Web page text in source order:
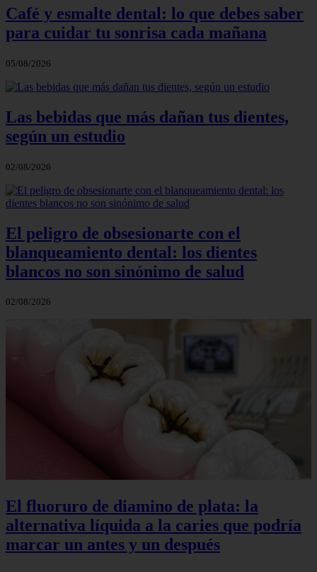
Café y esmalte dental: lo que debes saber
para cuidar tu sonrisa cada mañana
05/08/2026
Las bebidas que más dañan tus dientes,
según un estudio
02/08/2026
El peligro de obsesionarte con el
blanqueamiento dental: los dientes
blancos no son sinónimo de salud
02/08/2026
El fluoruro de diamino de plata: la
alternativa líquida a la caries que podría
marcar un antes y un después